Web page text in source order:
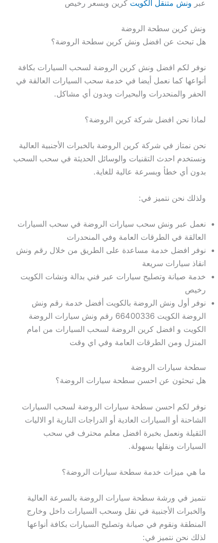
عبر ونش متنقل الكويت كرين وبسعر رخيص
ونش كرين سطحة الروضة
هل تبحث عن افضل ونش كرين سطحة الروضة؟
نوفر لكم افضل ونش كرين الروضة لسحب السيارات بكافة
أنواعها كما نعمل أيضا في خدمة سحب السيارات العالقة في
الحفر والمنحدرات والبحيرات وبدون أي مشاكل.
لماذا نحن افضل شركة كرين الروضة؟
نحن نمتاز في شركة كرين الروضة بالخبرات الأجنبية العالية
ونستخدم احدث التقنيات والوسائل الحديثة في سحب السحب
بدون أي خطأ وبسرعة عالية للغاية.
ولذلك نحن نتميز في:
نعمل عبر ونش سحب سيارات الروضة في سحب السيارات
العالقة في الطرقات العامة وفي المنحدرات
نوفر افضل خدمة مساعدة على الطريق من خلال رقم ونش
انقاذ سيارات سريعة
خدمة صيانة وتصليح سيارات عبر فني بدالة ونشات الكويت
رخيص
نوفر أول ونش الروضة بالكويت أفضل خدمة رقم ونش
الروضة الكويت 66400336 رقم ونش سيارات الروضة
الكويت و افضل كرين الروضة لسحب السيارات من امام
المنزل ومن الطرقات العامة وفي اي وقت
سطحة سيارات الروضة
هل تبحثون عن احسن سطحة سيارات الروضة؟
نوفر لكم احسن سطحة سيارات الروضة لسحب السيارات
الشاحنة أو السيارات العادية أو الدراجات النارية او الاليات
الثقيلة ونعمل بخبرة افضل معلم محترف في سحب
السيارات ونقلها بسهولة.
ما هي ميزات خدمة سطحة سيارات الروضة؟
نتميز في ورشة سطحة سيارات الروضة بالسرعة العالية
والخبرات الأجنبية في نقل وسحب السيارات داخل وخارج
المنطقة ونقوم في صيانة وتصليح السيارات بكافة أنواعها
لذلك نحن نتميز في: